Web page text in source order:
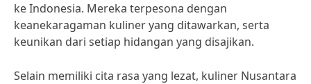
ke Indonesia. Mereka terpesona dengan
keanekaragaman kuliner yang ditawarkan, serta
keunikan dari setiap hidangan yang disajikan.
Selain memiliki cita rasa yang lezat, kuliner Nusantara